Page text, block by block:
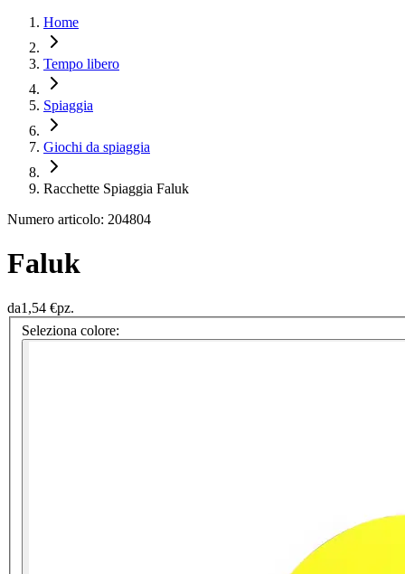
Home
Tempo libero
Spiaggia
Giochi da spiaggia
Racchette Spiaggia Faluk
Numero articolo: 204804
Faluk
da1,54 €pz.
Seleziona colore: